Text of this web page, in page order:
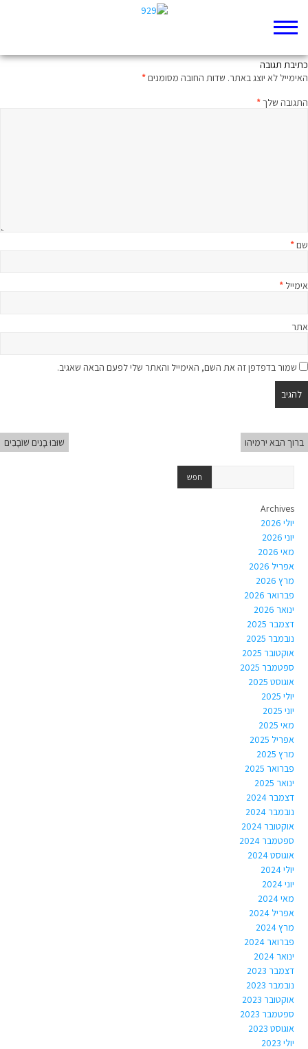
כתיבת תגובה
האימייל לא יוצג באתר. שדות החובה מסומנים*
התגובה שלך*
שם*
אימייל *
אתר
שמור בדפדפן זה את השם, האימייל והאתר שלי לפעם הבאה שאגיב.
ברוך הבא ירמיהו שׁוּבוּ בָנִים שׁוֹבָבִים
Archives
יולי 2026
יוני 2026
מאי 2026
אפריל 2026
מרץ 2026
פברואר 2026
ינואר 2026
דצמבר 2025
נובמבר 2025
אוקטובר 2025
ספטמבר 2025
אוגוסט 2025
יולי 2025
יוני 2025
מאי 2025
אפריל 2025
מרץ 2025
פברואר 2025
ינואר 2025
דצמבר 2024
נובמבר 2024
אוקטובר 2024
ספטמבר 2024
אוגוסט 2024
יולי 2024
יוני 2024
מאי 2024
אפריל 2024
מרץ 2024
פברואר 2024
ינואר 2024
דצמבר 2023
נובמבר 2023
אוקטובר 2023
ספטמבר 2023
אוגוסט 2023
יולי 2023